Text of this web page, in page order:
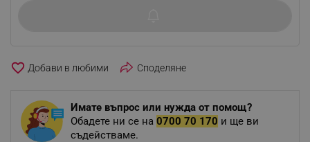
favorite_border Споделяне
Имате въпрос или нужда от помощ?
Обадете ни се на 0700 70 170 и ще ви
съдействаме.